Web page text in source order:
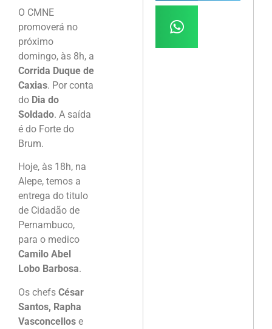
O CMNE
promoverá no
próximo
domingo, às 8h, a
Corrida Duque de
Caxias. Por conta
do Dia do
Soldado. A saída
é do Forte do
Brum.
Hoje, às 18h, na
Alepe, temos a
entrega do titulo
de Cidadão de
Pernambuco,
para o medico
Camilo Abel
Lobo Barbosa.
Os chefs César
Santos, Rapha
Vasconcellos e